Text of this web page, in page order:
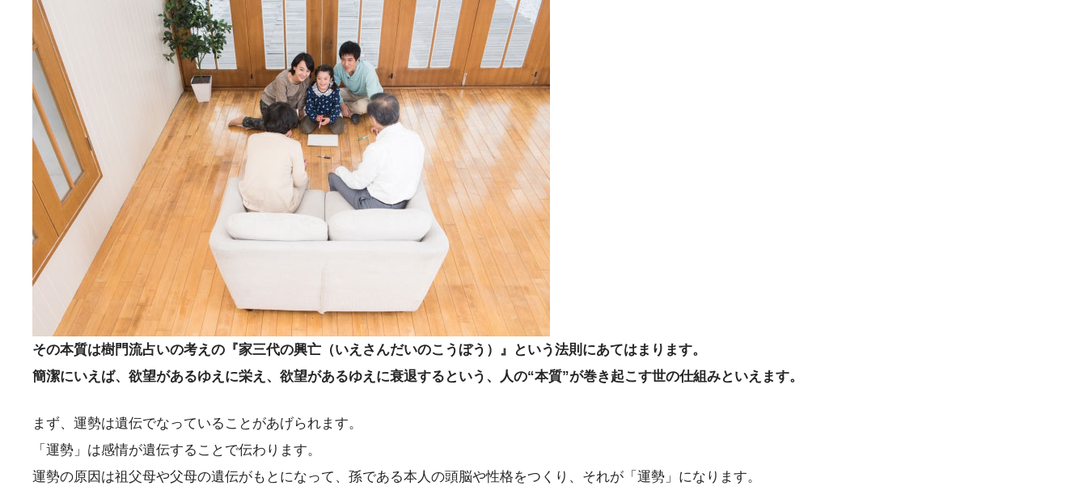
その本質は樹門流占いの考えの『家三代の興亡（いえさんだいのこうぼう）』という法則にあてはまります。
簡潔にいえば、欲望があるゆえに栄え、欲望があるゆえに衰退するという、人の“本質”が巻き起こす世の仕組みといえます。
まず、運勢は遺伝でなっていることがあげられます。
「運勢」は感情が遺伝することで伝わります。
運勢の原因は祖父母や父母の遺伝がもとになって、孫である本人の頭脳や性格をつくり、それが「運勢」になります。